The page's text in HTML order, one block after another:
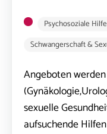
Psychosoziale Hilfe
Schwangerschaft &
Angeboten
sexuelle
aufsuchende